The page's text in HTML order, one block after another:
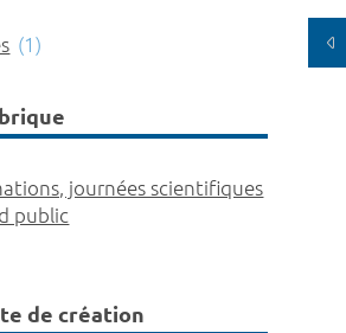
(1)
journées scientifiques
public
de création